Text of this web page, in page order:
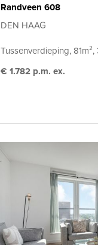
Randveen 608
DEN HAAG
Tussenverdieping,
€ 1.782 p.m. ex.